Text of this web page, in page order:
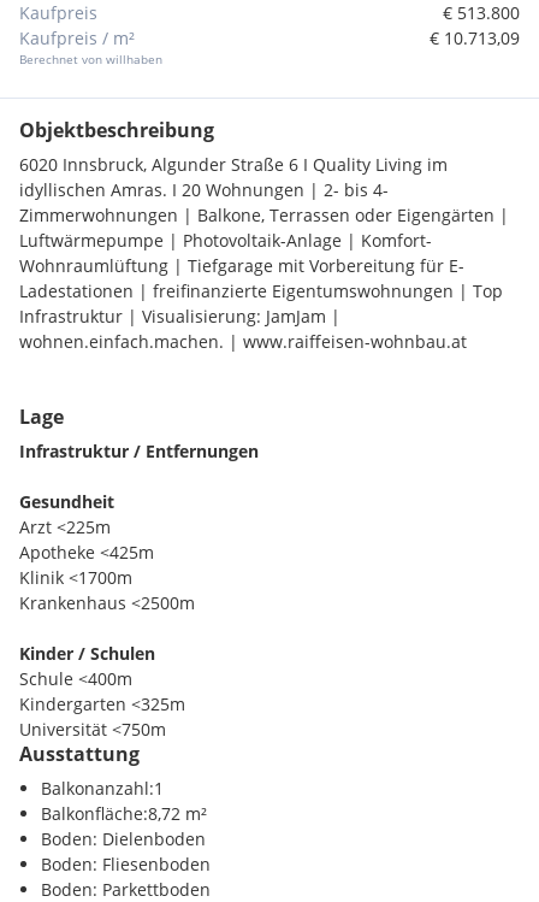
Kaufpreis
€ 513.800
Kaufpreis / m²
Berechnet von willhaben
€ 10.713,09
Objektbeschreibung
6020 Innsbruck, Algunder Straße 6 I Quality Living im
idyllischen Amras. I 20 Wohnungen | 2- bis 4-
Zimmerwohnungen | Balkone, Terrassen oder Eigengärten |
Luftwärmepumpe | Photovoltaik-Anlage | Komfort-
Wohnraumlüftung | Tiefgarage mit Vorbereitung für E-
Ladestationen | freifinanzierte Eigentumswohnungen | Top
Infrastruktur | Visualisierung: JamJam |
wohnen.einfach.machen. | www.raiffeisen-wohnbau.at
Lage
Infrastruktur / Entfernungen
Gesundheit
Arzt <225m
Apotheke <425m
Klinik <1700m
Krankenhaus <2500m
Kinder / Schulen
Schule <400m
Kindergarten <325m
Universität <750m
Höhere Schule <825m
Nahversorgung
Supermarkt <300m
Bäckerei <400m
Einkaufszentrum <525m
Ausstattung
Balkonanzahl:1
Balkonfläche:8,72 m²
Boden: Dielenboden
Boden: Fliesenboden
Boden: Parkettboden